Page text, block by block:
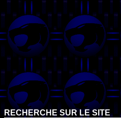
RECHERCHE SUR LE SITE